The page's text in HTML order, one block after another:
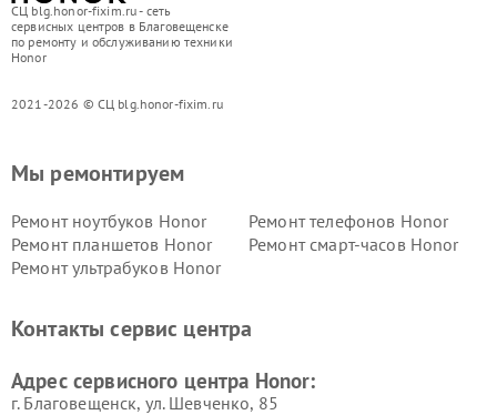
СЦ blg.honor-fixim.ru - сеть
сервисных центров в Благовещенске
по ремонту и обслуживанию техники
Honor
2021-2026 © СЦ blg.honor-fixim.ru
Мы ремонтируем
Ремонт ноутбуков Honor
Ремонт телефонов Honor
Ремонт планшетов Honor
Ремонт смарт-часов Honor
Ремонт ультрабуков Honor
Контакты сервис центра
Адрес сервисного центра Honor:
г. Благовещенск, ул. Шевченко, 85